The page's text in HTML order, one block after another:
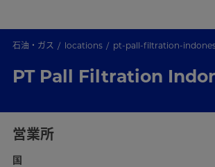
石油・ガス locations pt-pall-filtration-
PT Pall Filtration
営業所
国